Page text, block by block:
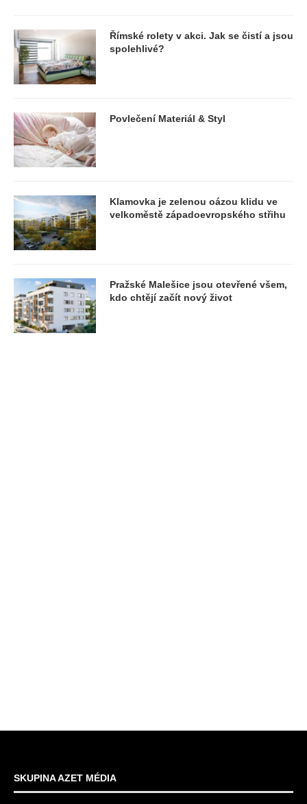
Římské rolety v akci. Jak se čistí a jsou
spolehlivé?
Povlečení Materiál & Styl
Klamovka je zelenou oázou klidu ve
velkoměstě západoevropského střihu
Pražské Malešice jsou otevřené všem,
kdo chtějí začít nový život
SKUPINA AZET MÉDIA